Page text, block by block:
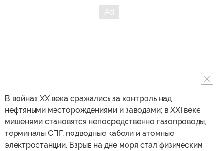
В войнах XX века сражались за контроль над
нефтяными месторождениями и заводами; в XXI веке
мишенями становятся непосредственно газопроводы,
терминалы СПГ, подводные кабели и атомные
электростанции. Взрыв на дне моря стал физическим